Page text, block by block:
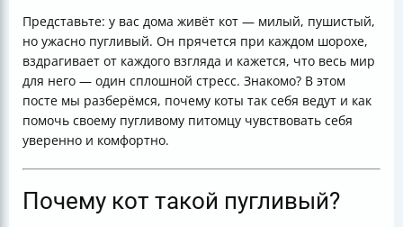
Представьте: у вас дома живёт кот — милый, пушистый,
но ужасно пугливый. Он прячется при каждом шорохе,
вздрагивает от каждого взгляда и кажется, что весь мир
для него — один сплошной стресс. Знакомо? В этом
посте мы разберёмся, почему коты так себя ведут и как
помочь своему пугливому питомцу чувствовать себя
уверенно и комфортно.
Почему кот такой пугливый?